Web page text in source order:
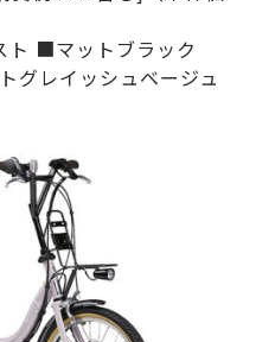
ト ■マットブラック
グレイッシュベージュ